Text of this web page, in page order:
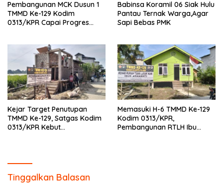
Pembangunan MCK Dusun 1
TMMD Ke-129 Kodim
0313/KPR Capai Progres
Babinsa Koramil 06 Siak Hulu
Pantau Ternak Warga,Agar
Sapi Bebas PMK
Kejar Target Penutupan
TMMD Ke-129, Satgas Kodim
0313/KPR Kebut
Memasuki H-6 TMMD Ke-129
Kodim 0313/KPR,
Pembangunan RTLH Ibu
Tinggalkan Balasan